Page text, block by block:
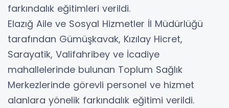
farkındalık eğitimleri verildi.
Elazığ Aile ve Sosyal Hizmetler İl Müdürlüğü
tarafından Gümüşkavak, Kızılay Hicret,
Sarayatik, Valifahribey ve İcadiye
mahallelerinde bulunan Toplum Sağlık
Merkezlerinde görevli personel ve hizmet
alanlara yönelik farkındalık eğitimi verildi.